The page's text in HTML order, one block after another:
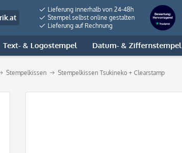
Lieferung innerhalb von 24-48h
Stempel selbst online gestalten
Lieferung auf Rechnung
Text- & Logostempel Datum- & Ziffernstempel
Stempelkissen Stempelkissen Tsukineko + Clearstamp